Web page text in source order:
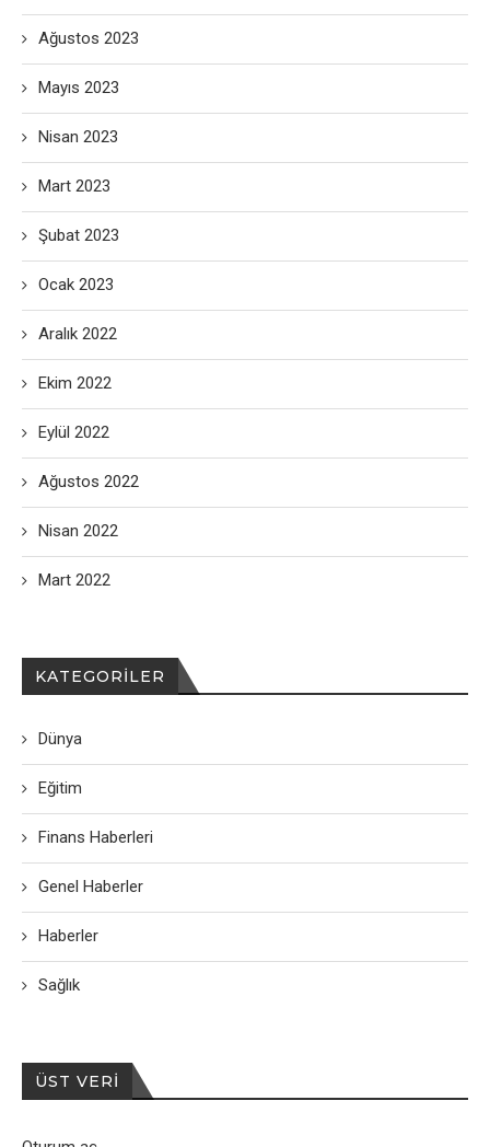
Ağustos 2023
Mayıs 2023
Nisan 2023
Mart 2023
Şubat 2023
Ocak 2023
Aralık 2022
Ekim 2022
Eylül 2022
Ağustos 2022
Nisan 2022
Mart 2022
KATEGORILER
Dünya
Eğitim
Finans Haberleri
Genel Haberler
Haberler
Sağlık
ÜST VERI